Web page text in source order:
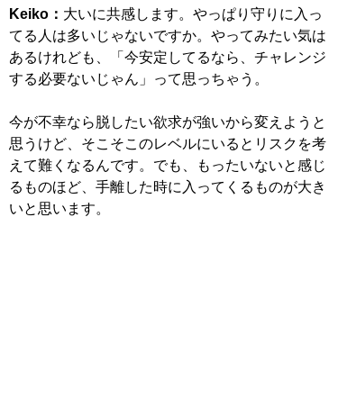
Keiko： 大いに共感します。やっぱり守りに入っ
てる人は多いじゃないですか。やってみたい気は
あるけれども、「今安定してるなら、チャレンジ
する必要ないじゃん」って思っちゃう。
今が不幸なら脱したい欲求が強いから変えようと
思うけど、そこそこのレベルにいるとリスクを考
えて難くなるんです。でも、もったいないと感じ
るものほど、手離した時に入ってくるものが大き
いと思います。